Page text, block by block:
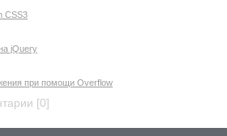
CSS3
jQuery
при помощи Overflow
[0]